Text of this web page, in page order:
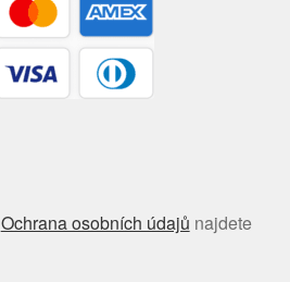
Ochrana osobních údajů najdete